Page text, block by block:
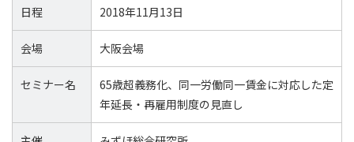
日程 2018年11月13日
会場 大阪会場
セミナー名
65歳超義務化、同一労働同一賃金に対応した定
年延長・再雇用制度の見直し